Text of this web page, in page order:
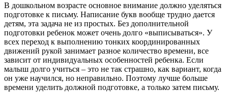
В дошкольном возрасте основное внимание должно уделяться
подготовке к письму. Написание букв вообще трудно дается
детям, эта задача не из простых. Без дополнительной
подготовки ребенок может очень долго «выписываться». У
всех переход к выполнению тонких координированных
движений рукой занимает разное количество времени, все
зависит от индивидуальных особенностей ребенка. Если
малыш долго учиться – это не так страшно, как вариант, когда
он уже научился, но неправильно. Поэтому лучше больше
времени уделить должной подготовке, а только затем письму.